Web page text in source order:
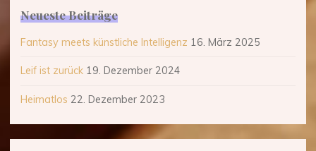
Neueste Beiträge
Fantasy meets künstliche Intelligenz 16. März 2025
Leif ist zurück 19. Dezember 2024
Heimatlos 22. Dezember 2023